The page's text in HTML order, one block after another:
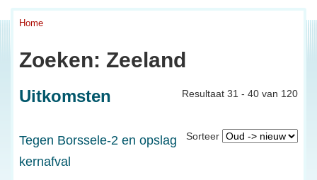
Home
Zoeken: Zeeland
Resultaat 31 - 40 van 120
Uitkomsten
Sorteer
Tegen Borssele-2 en opslag
kernafval